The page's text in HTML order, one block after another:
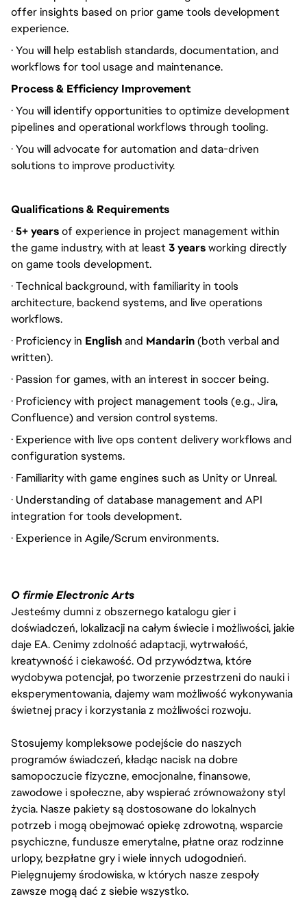
offer insights based on prior game tools development
experience.
· You will help establish standards, documentation, and
workflows for tool usage and maintenance.
Process & Efficiency Improvement
· You will identify opportunities to optimize development
pipelines and operational workflows through tooling.
· You will advocate for automation and data-driven
solutions to improve productivity.
Qualifications & Requirements
·5+ yearsof experience in project management within
the game industry, with at least 3 yearsworking directly
on game tools development.
· Technical background, with familiarity in tools
architecture, backend systems, and live operations
workflows.
· Proficiency in Englishand Mandarin(both verbal and
written).
· Passion for games, with an interest in soccer being.
· Proficiency with project management tools (e.g., Jira,
Confluence) and version control systems.
· Experience with live ops content delivery workflows and
configuration systems.
· Familiarity with game engines such as Unity or Unreal.
· Understanding of database management and API
integration for tools development.
· Experience in Agile/Scrum environments.
O firmie Electronic Arts
Jesteśmy dumni z obszernego katalogu gier i
doświadczeń, lokalizacji na całym świecie i możliwości, jakie
daje EA. Cenimy zdolność adaptacji, wytrwałość,
kreatywność i ciekawość. Od przywództwa, które
wydobywa potencjał, po tworzenie przestrzeni do nauki i
eksperymentowania, dajemy wam możliwość wykonywania
świetnej pracy i korzystania z możliwości rozwoju.
Stosujemy kompleksowe podejście do naszych
programów świadczeń, kładąc nacisk na dobre
samopoczucie fizyczne, emocjonalne, finansowe,
zawodowe i społeczne, aby wspierać zrównoważony styl
życia. Nasze pakiety są dostosowane do lokalnych
potrzeb i mogą obejmować opiekę zdrowotną, wsparcie
psychiczne, fundusze emerytalne, płatne oraz rodzinne
urlopy, bezpłatne gry i wiele innych udogodnień.
Pielęgnujemy środowiska, w których nasze zespoły
zawsze mogą dać z siebie wszystko.